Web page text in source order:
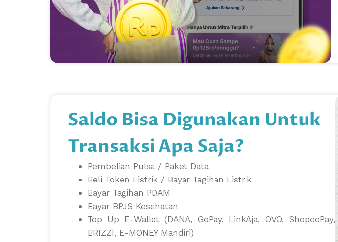
Saldo Bisa Digunakan Untuk
Transaksi Apa Saja?
Pembelian Pulsa / Paket Data
Beli Token Listrik / Bayar Tagihan Listrik
Bayar Tagihan PDAM
Bayar BPJS Kesehatan
Top Up E-Wallet (DANA, GoPay, LinkAja, OVO, ShopeePay,
BRIZZI, E-MONEY Mandiri)